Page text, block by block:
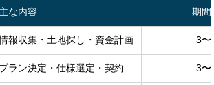
主な内容 期間
報収集・土地探し・資金計画 3〜
プラン決定・仕様選定・契約 3〜